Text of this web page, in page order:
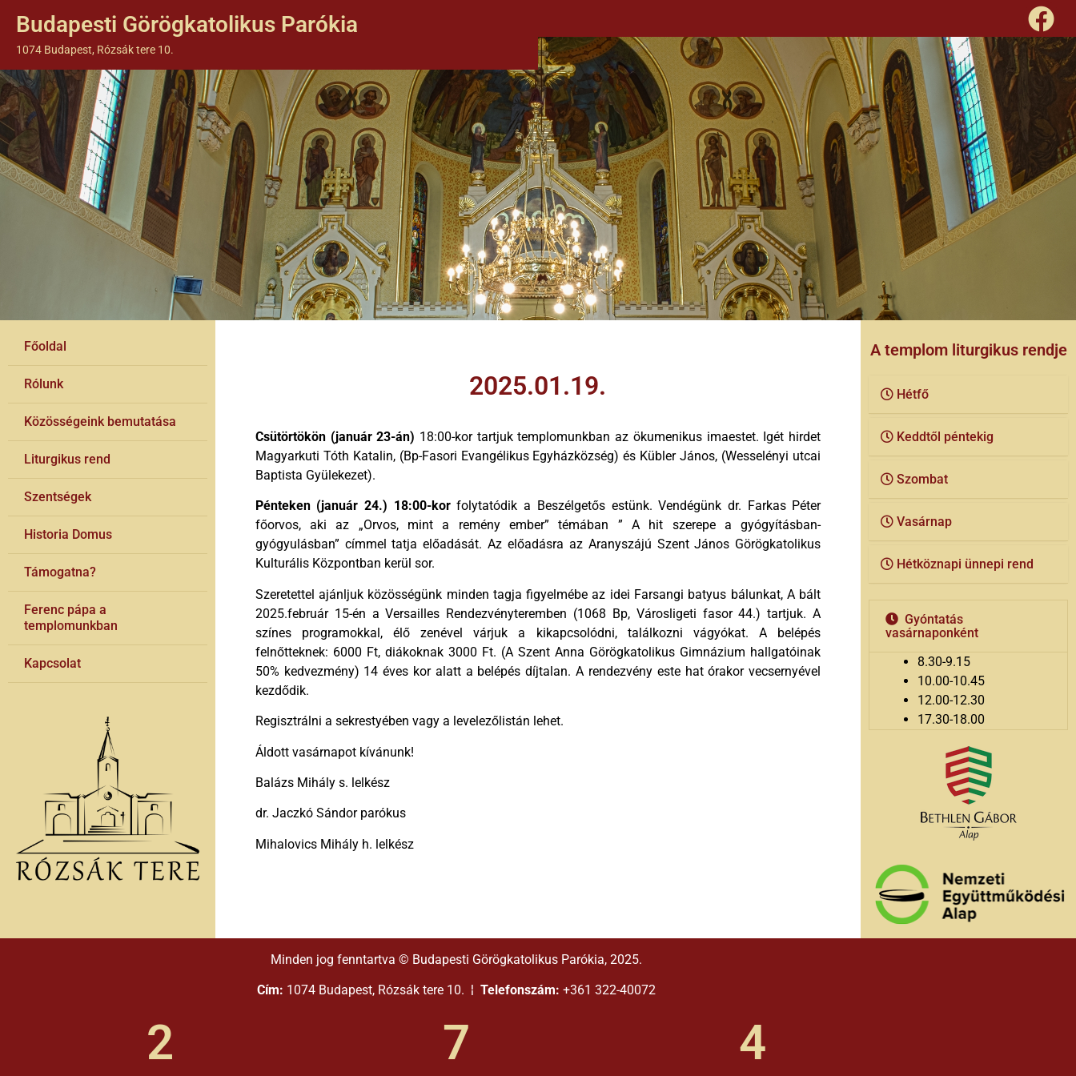
Budapesti Görögkatolikus Parókia
1074 Budapest, Rózsák tere 10.
Főoldal
Rólunk
Közösségeink bemutatása
Liturgikus rend
Szentségek
Historia Domus
Támogatna?
Ferenc pápa a
templomunkban
Kapcsolat
2025.01.19.
Csütörtökön (január 23-án) 18:00-kor tartjuk templomunkban az ökumenikus imaestet. Igét hirdet
Magyarkuti Tóth Katalin, (Bp-Fasori Evangélikus Egyházközség) és Kübler János, (Wesselényi utcai
Baptista Gyülekezet).
Pénteken (január 24.) 18:00-korfolytatódik a Beszélgetős estünk. Vendégünk dr. Farkas Péter
főorvos, aki az „Orvos, mint a remény ember” témában ” A hit szerepe a gyógyításban-
gyógyulásban” címmel tatja előadását. Az előadásra az Aranyszájú Szent János Görögkatolikus
Kulturális Központban kerül sor.
Szeretettel ajánljuk közösségünk minden tagja figyelmébe az idei Farsangi batyus bálunkat, A bált
2025.február 15-én a Versailles Rendezvényteremben (1068 Bp, Városligeti fasor 44.) tartjuk. A
színes programokkal, élő zenével várjuk a kikapcsolódni, találkozni vágyókat. A belépés
felnőtteknek: 6000 Ft, diákoknak 3000 Ft. (A Szent Anna Görögkatolikus Gimnázium hallgatóinak
50% kedvezmény) 14 éves kor alatt a belépés díjtalan. A rendezvény este hat órakor vecsernyével
kezdődik.
Regisztrálni a sekrestyében vagy a levelezőlistán lehet.
Áldott vasárnapot kívánunk!
Balázs Mihály s. lelkész
dr. Jaczkó Sándor parókus
Mihalovics Mihály h. lelkész
A templom liturgikus rendje
Hétfő
Keddtől péntekig
Szombat
Vasárnap
Hétköznapi ünnepi rend
Gyóntatás
vasárnaponként
8.30-9.15
10.00-10.45
12.00-12.30
17.30-18.00
Minden jog fenntartva © Budapesti Görögkatolikus Parókia, 2025.
Cím: 1074 Budapest, Rózsák tere 10. ¦ Telefonszám: +361 322-40072
2 7 4